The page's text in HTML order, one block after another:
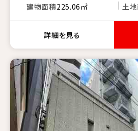
建物面積225.06㎡ 土
詳細を見る